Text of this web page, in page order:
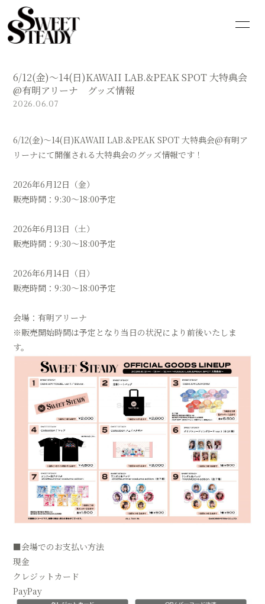
SCHEDULE
PROFILE
GOODS
CONTACT
PHOTO
会員登録
6/12(金)〜14(日)KAWAII LAB.&PEAK SPOT 大特典会
@有明アリーナ グッズ情報
2026.06.07
6/12(金)〜14(日)KAWAII LAB.&PEAK SPOT 大特典会@有明ア
リーナにて開催される大特典会のグッズ情報です！
2026年6月12日（金）
販売時間：9:30〜18:00予定
2026年6月13日（土）
販売時間：9:30〜18:00予定
2026年6月14日（日）
販売時間：9:30〜18:00予定
会場：有明アリーナ
※販売開始時間は予定となり当日の状況により前後いたしま
す。
■会場でのお支払い方法
現金
クレジットカード
PayPay